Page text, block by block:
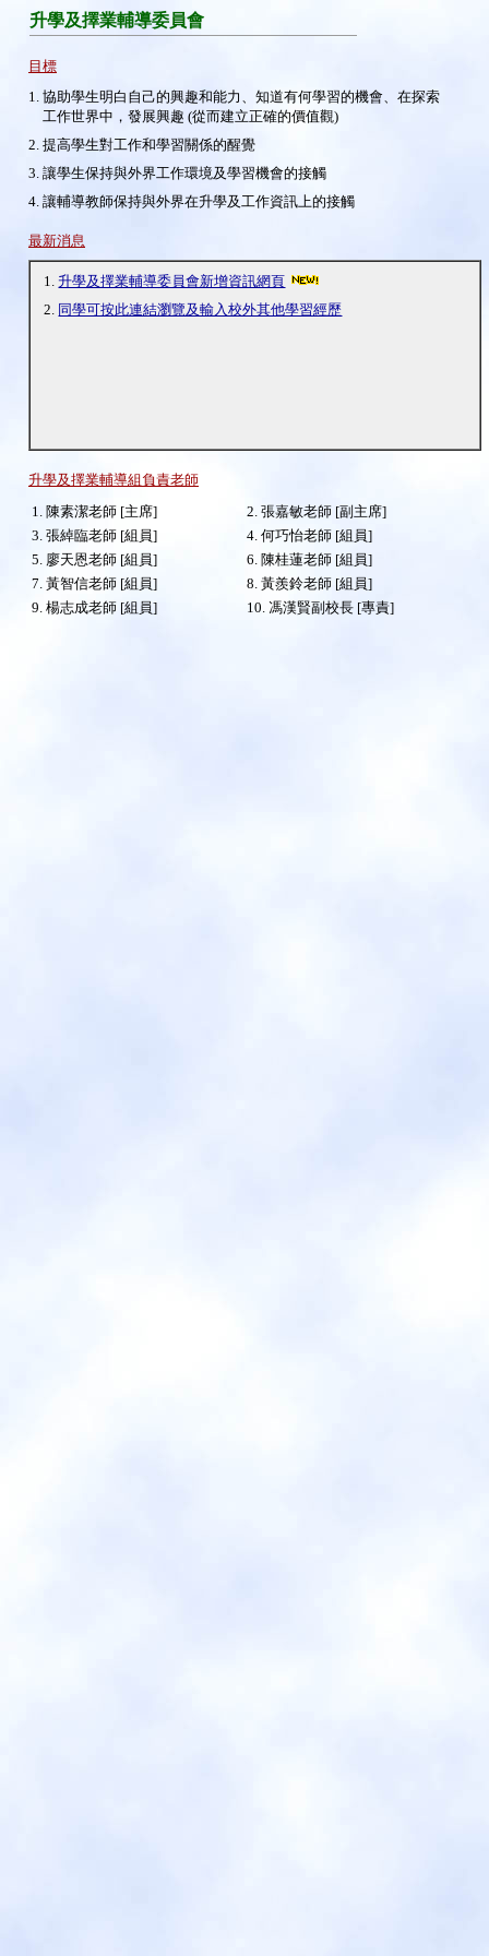
升學及擇業輔導委員會
目標
1. 協助學生明白自己的興趣和能力、知道有何學習的機會、在探索
工作世界中，發展興趣 (從而建立正確的價值觀)
2. 提高學生對工作和學習關係的醒覺
3. 讓學生保持與外界工作環境及學習機會的接觸
4. 讓輔導教師保持與外界在升學及工作資訊上的接觸
最新消息
1.升學及擇業輔導委員會新增資訊網頁
2. 同學可按此連結瀏覽及輸入校外其他學習經歷
升學及擇業輔導組負責老師
1. 陳素潔老師 [主席]
2. 張嘉敏老師 [副主席]
3. 張綽臨老師 [組員]
4. 何巧怡老師 [組員]
5. 廖天恩老師 [組員]
6. 陳桂蓮老師 [組員]
7. 黃智信老師 [組員]
8. 黃羨鈴老師 [組員]
9. 楊志成老師 [組員]
10. 馮漢賢副校長 [專責]